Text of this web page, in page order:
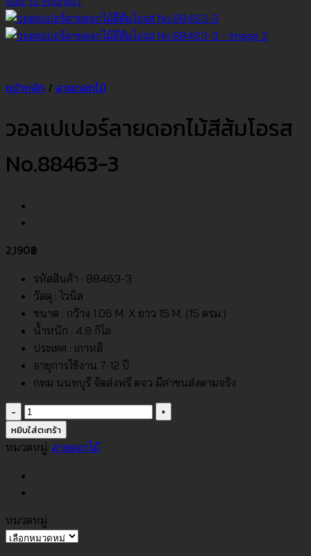
หน้าหลัก / ลายดอกไม้
วอลเปเปอร์ลายดอกไม้สีส้มโอรส
No.88463-3
2,190฿
รหัสสินค้า : 88463-3
วัสดุ : ไวนิล
ขนาด : กว้าง 1.06 M. X ยาว 15 M. (15 ตรม.)
น้ำหนัก : 4.8 กิโล
ประเทศ : เกาหลี
อายุการใช้งาน 7-12 ปี
กทม นนทบุรี จัดส่งฟรี ตจว มีค่าขนส่งตามจริง
จำนวน
วอลเปเปอร์
ลาย
สี
ส้ม
โอรส
No.88463-
หยิบใส่ตะกร้า
หมวดหมู่: ลายดอกไม้
หมวดหมู่
หมวด